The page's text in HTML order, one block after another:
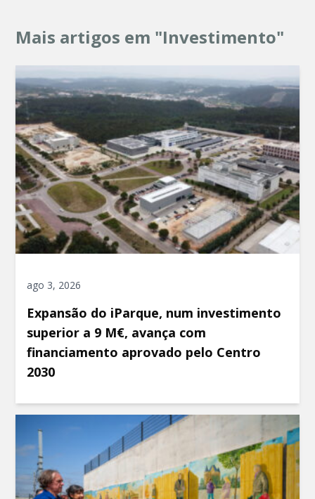
Mais artigos em "Investimento"
ago 3, 2026
Expansão do iParque, num investimento
superior a 9 M€, avança com
financiamento aprovado pelo Centro
2030